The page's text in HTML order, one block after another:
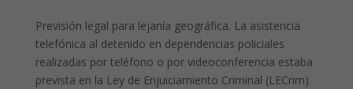
Previsión legal para lejanía geográfica. La asistencia
telefónica al detenido en dependencias policiales
realizadas por teléfono o por videoconferencia estaba
prevista en la Ley de Enjuiciamiento Criminal (LECrim)